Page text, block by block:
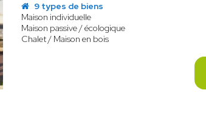
9 types de biens
Maison individuelle
Maison passive / écologique
Chalet / Maison en bois